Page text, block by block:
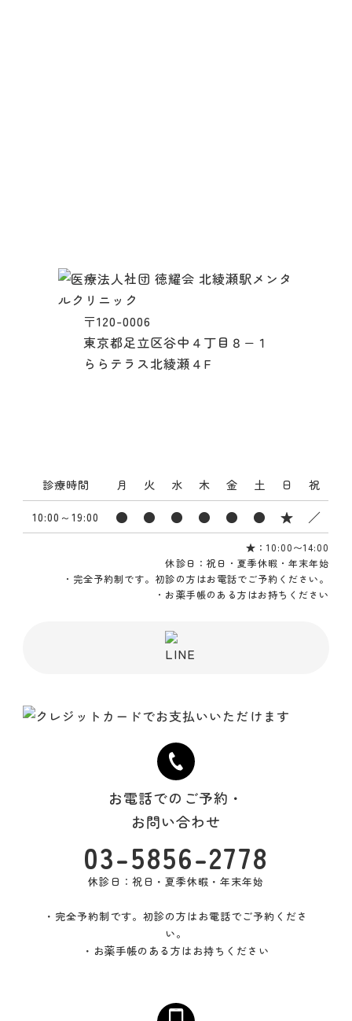
〒120-0006
東京都足立区谷中４丁目８−１
ららテラス北綾瀬４F
診療時間 月 火 水 木 金 土 日 祝
10:00～19:00 ● ● ● ● ● ● ★ ／
★ ：10:00〜14:00
休診日：祝日・夏季休暇・年末年始
・完全予約制です。初診の方はお電話でご予約ください。
・お薬手帳のある方はお持ちください
お電話でのご予約・
お問い合わせ
03-5856-2778
休診日：祝日・夏季休暇・年末年始
・完全予約制です。初診の方はお電話でご予約くださ
い。
・お薬手帳のある方はお持ちください